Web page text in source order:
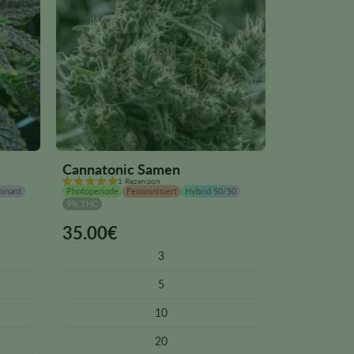
Cannatonic Samen
1 Rezension
Photoperiode Femininisiert
Hybrid 50/50
9% THC
35.00€
3
5
10
20
This